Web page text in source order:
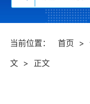
当前位置： 首页 >
文 > 正文